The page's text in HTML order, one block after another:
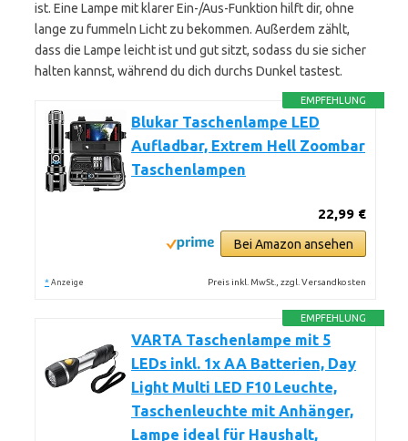
ist. Eine Lampe mit klarer Ein-/Aus-Funktion hilft dir, ohne
lange zu fummeln Licht zu bekommen. Außerdem zählt,
dass die Lampe leicht ist und gut sitzt, sodass du sie sicher
halten kannst, während du dich durchs Dunkel tastest.
EMPFEHLUNG
Blukar Taschenlampe LED
Aufladbar, Extrem Hell Zoombar
Taschenlampen
22,99 €
Bei Amazon ansehen
* Anzeige Preis inkl. MwSt., zzgl. Versandkosten
EMPFEHLUNG
VARTA Taschenlampe mit 5
LEDs inkl. 1x AA Batterien, Day
Light Multi LED F10 Leuchte,
Taschenleuchte mit Anhänger,
Lampe ideal für Haushalt,